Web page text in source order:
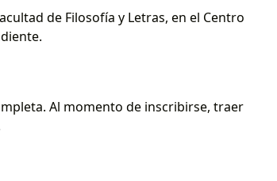
de Filosofía y Letras, en el Centro
Al momento de inscribirse, traer